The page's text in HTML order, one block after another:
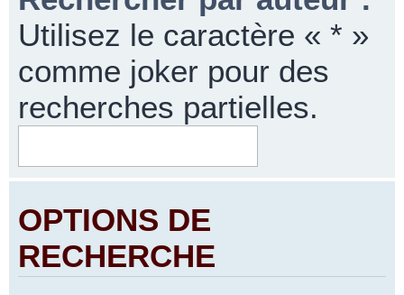
Utilisez le caractère « * »
comme joker pour des
recherches partielles.
OPTIONS DE
RECHERCHE